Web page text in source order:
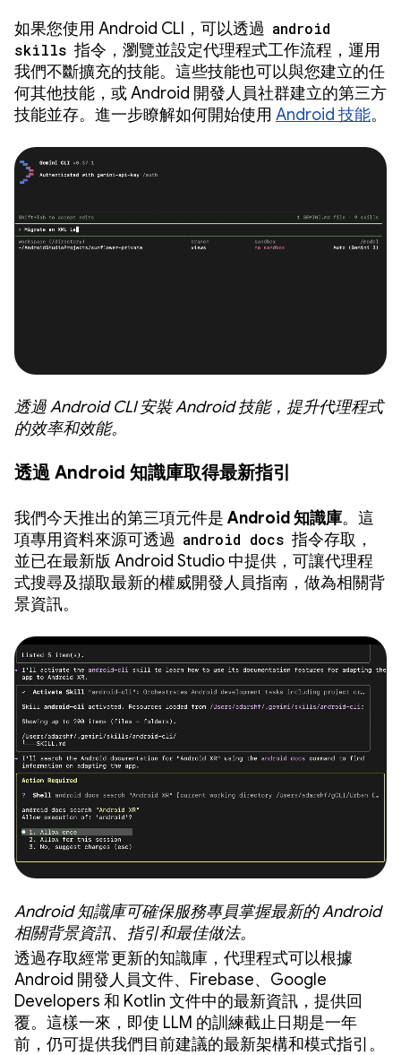
如果您使用 Android CLI，可以透過 android
skills 指令，瀏覽並設定代理程式工作流程，運用
我們不斷擴充的技能。這些技能也可以與您建立的任
何其他技能，或 Android 開發人員社群建立的第三方
技能並存。進一步瞭解如何開始使用 Android 技能。
透過 Android CLI 安裝 Android 技能，提升代理程式
的效率和效能。
透過 Android 知識庫取得最新指引
我們今天推出的第三項元件是 Android 知識庫。這
項專用資料來源可透過 android docs 指令存取，
並已在最新版 Android Studio 中提供，可讓代理程
式搜尋及擷取最新的權威開發人員指南，做為相關背
景資訊。
Android 知識庫可確保服務專員掌握最新的 Android
相關背景資訊、指引和最佳做法。
透過存取經常更新的知識庫，代理程式可以根據
Android 開發人員文件、Firebase、Google
Developers 和 Kotlin 文件中的最新資訊，提供回
覆。這樣一來，即使 LLM 的訓練截止日期是一年
前，仍可提供我們目前建議的最新架構和模式指引。